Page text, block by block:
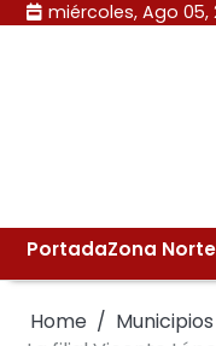
Skip miércoles, Ago 05,
PortadaZona Norte
Home
Municipios